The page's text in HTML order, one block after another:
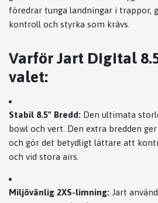
föredrar tunga landningar i trappor,
kontroll och styrka som krävs.
Varför Jart Digital
valet:
Stabil 8.5" Bredd: Den ultimata
bowl och vert. Den extra bredden
och gör det betydligt lättare att
och vid stora airs.
Miljövänlig 2XS-limning: Jart